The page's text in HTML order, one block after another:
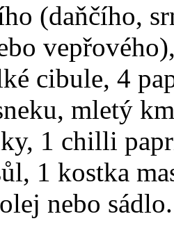
(daňčího,
cibule, 4
mletý
1 chilli
1 kostka
nebo sádlo.